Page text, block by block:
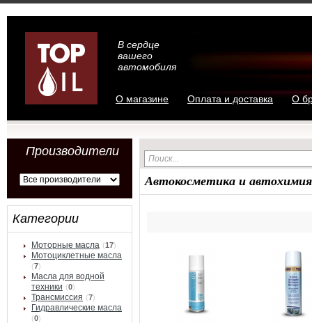
В сердце
вашего
автомобиля
О магазине Оплата и доставка О
Производители
Категории
Моторные масла (17)
Мотоциклетные масла
(7)
Масла для водной
техники (0)
Трансмиссия (7)
Гидравлические масла
(0)
Автокосметика и автохимия